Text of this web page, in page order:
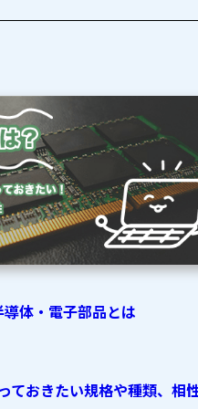
導体・電子部品とは
ておきたい規格や種類、相